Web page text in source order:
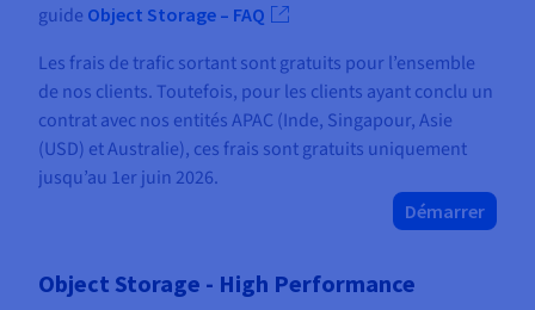
guide Object Storage – FAQ
Les frais de trafic sortant sont gratuits pour l’ensemble
de nos clients. Toutefois, pour les clients ayant conclu un
contrat avec nos entités APAC (Inde, Singapour, Asie
(USD) et Australie), ces frais sont gratuits uniquement
jusqu’au 1er juin 2026.
Démarrer
Object Storage - High Performance